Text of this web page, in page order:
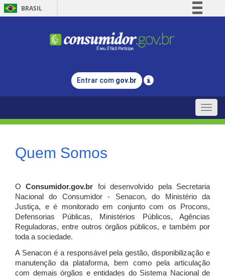
BRASIL
Comunica BR
Legislação
Entrar com gov.br
Toggle
Quem Somos
OConsumidor.gov.br
foi desenvolvido pela Secretaria
Nacional do Consumidor - Senacon, do Ministério da
Justiça, e é monitorado em conjunto com os Procons,
Defensorias Públicas, Ministérios Públicos, Agências
Reguladoras, entre outros órgãos públicos, e também por
toda a sociedade.
A Senacon é a responsável pela gestão, disponibilização e
manutenção da plataforma, bem como pela articulação
com demais órgãos e entidades do Sistema Nacional de